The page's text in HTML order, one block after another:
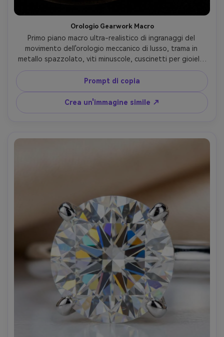
Orologio Gearwork Macro
Primo piano macro ultra-realistico di ingranaggi del
movimento dell'orologio meccanico di lusso, trama in
metallo spazzolato, viti minuscole, cuscinetti per gioielli,
illuminazione laterale drammatica con punti salienti
speculari, sfondo nero, Canon EOS R5, macro 100mm, f/8,
chiarezza messa a fuoco, fotografia di prodotto
premium-AR 4:5
Prompt di copia
Crea un'immagine simile ↗